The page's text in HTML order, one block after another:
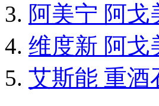
阿美宁 阿戈
维度新 阿戈
艾斯能 重酒